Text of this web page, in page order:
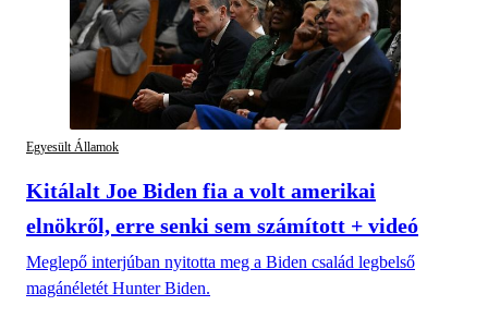
Egyesült Államok
Kitálalt Joe Biden fia a volt amerikai
elnökről, erre senki sem számított + videó
Meglepő interjúban nyitotta meg a Biden család legbelső
magánéletét Hunter Biden.